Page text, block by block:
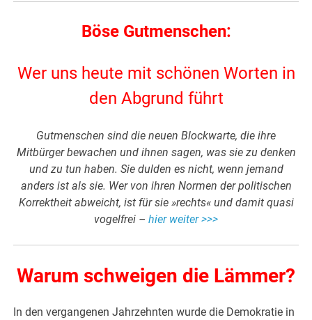
Böse Gutmenschen:
Wer uns heute mit schönen Worten in
den Abgrund führt
Gutmenschen sind die neuen Blockwarte, die ihre
Mitbürger bewachen und ihnen sagen, was sie zu denken
und zu tun haben. Sie dulden es nicht, wenn jemand
anders ist als sie. Wer von ihren Normen der politischen
Korrektheit abweicht, ist für sie »rechts« und damit quasi
vogelfrei – hier weiter >>>
Warum schweigen die Lämmer?
In den vergangenen Jahrzehnten wurde die Demokratie in